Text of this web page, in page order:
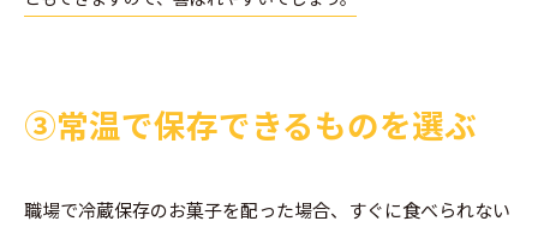
➂常温で保存できるものを選ぶ
職場で冷蔵保存のお菓子を配った場合、すぐに食べられない